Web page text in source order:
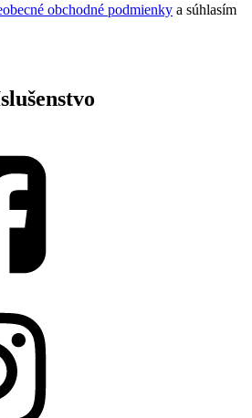
obchodné podmienky a súhlasím